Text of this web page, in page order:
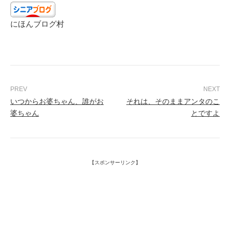
にほんブログ村
いつからお婆ちゃん、誰がお
婆ちゃん
それは、そのままアンタのこ
とですよ
【スポンサーリンク】